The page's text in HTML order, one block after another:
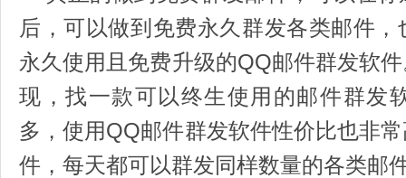
后，可以做到免费永久群发各类邮件
永久使用且免费升级的QQ邮件群发软
现，找一款可以终生使用的邮件群发
多，使用QQ邮件群发软件性价比也非
件，每天都可以群发同样数量的各类邮